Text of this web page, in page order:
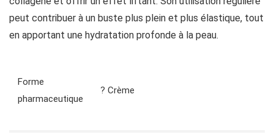
peut contribuer à un buste plus plein et plus élastique, tout
en apportant une hydratation profonde à la peau.
Forme
pharmaceutique
? Crème